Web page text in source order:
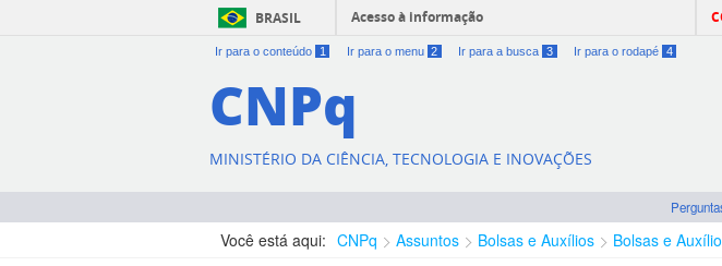
BRASIL Acesso à informação
Ir para o conteúdo 1 Ir para o menu 2 Ir para a busca 3 Ir para o rodapé 4
CNPq
MINISTÉRIO DA CIÊNCIA, TECNOLOGIA E INOVAÇÕES
Você está aqui: CNPq Assuntos Bolsas e Auxílios Bolsas e